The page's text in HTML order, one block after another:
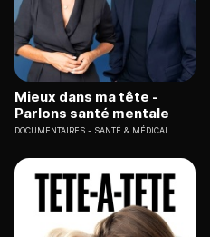
Mieux dans ma tête -
Parlons santé mentale
DOCUMENTAIRES SANTÉ & MÉDICAL